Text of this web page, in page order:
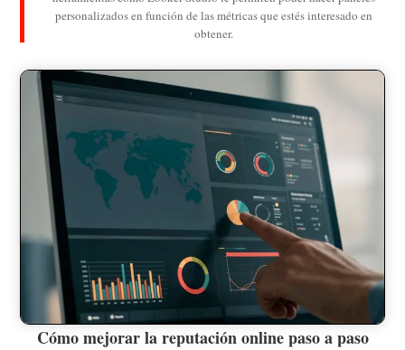
personalizados en función de las métricas que estés interesado en
obtener.
Cómo mejorar la reputación online paso a paso